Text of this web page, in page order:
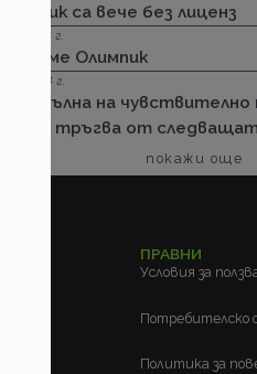
Олимпик са вече без лиценз
11.05.2018 г.
Спираме Олимпик
25.01.2018 г.
Нова вълна на чувствително
ГО-то тръгва от
покажи още
ПРАВНИ
Условия за
Потребителско
Политика за